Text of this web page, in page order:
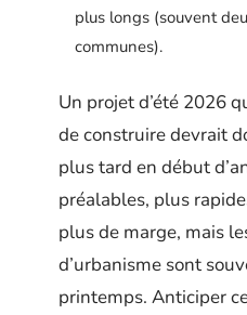
plus longs (souvent
communes).
Un projet d’été 2026
de construire devrait
plus tard en début
préalables, plus
plus de marge, mais
d’urbanisme sont
printemps. Anticiper